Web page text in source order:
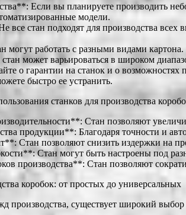
Если вы планируете производить
модели.
все стан подходят для производства
работать с разными видами
может варьироваться в широком
о гарантии на станок и о возможностях
быстро ее устранить.
станков для производства
Стан позволяют
продукции**: Благодаря точности и
Стан позволяют снизить издержки на
Стан могут быть настроены под
производства**: Стан позволяют
коробок: от простых до универсальных
производства, существует широкий